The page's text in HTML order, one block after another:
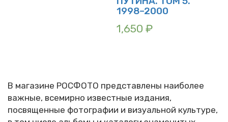
1998–2000
1,650 ₽
В магазине РОСФОТО представлены наиболее
важные, всемирно известные издания,
посвященные фотографии и визуальной культуре,